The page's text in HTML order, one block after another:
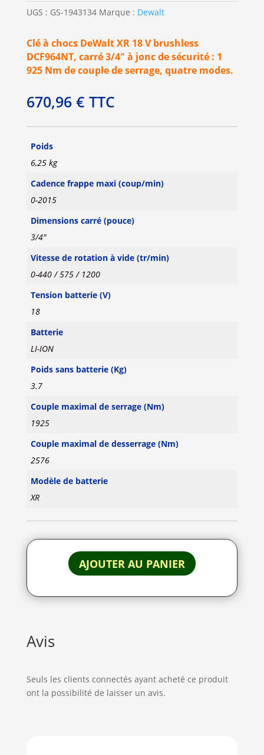
UGS : GS-1943134 Marque : Dewalt
Clé à chocs DeWalt XR 18 V brushless
DCF964NT, carré 3/4″ à jonc de sécurité : 1
925 Nm de couple de serrage, quatre modes.
670,96 € TTC
Poids
6,25 kg
Cadence frappe maxi (coup/min)
0-2015
Dimensions carré (pouce)
3/4"
Vitesse de rotation à vide (tr/min)
0-440 / 575 / 1200
Tension batterie (V)
18
Batterie
LI-ION
Poids sans batterie (Kg)
3.7
Couple maximal de serrage (Nm)
1925
Couple maximal de desserrage (Nm)
2576
Modèle de batterie
XR
AJOUTER AU PANIER
Avis
Seuls les clients connectés ayant acheté ce produit
ont la possibilité de laisser un avis.